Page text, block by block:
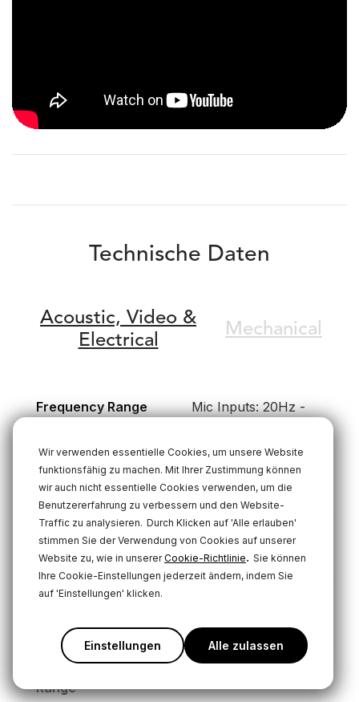
Wir verwenden essentielle Cookies, um unsere Website
funktionsfähig zu machen. Mit Ihrer Zustimmung können
wir auch nicht essentielle Cookies verwenden, um die
Benutzererfahrung zu verbessern und den Website-
Traffic zu analysieren. Durch Klicken auf 'Alle erlauben'
stimmen Sie der Verwendung von Cookies auf unserer
Website zu, wie in unsererCookie-Richtlinie. Sie können
Ihre Cookie-Einstellungen jederzeit ändern, indem Sie
auf 'Einstellungen' klicken.
Einstellungen Alle zulassen
Technische Daten
Acoustic, Video &
Electrical
Mechanical
Frequency Range
Mic Inputs: 20Hz -
Monitor Outputs:
20Hz - 20kHz
Microphone Input
Impedance
4KΩ
Instrument Input
Preamplifier Gain
Range
0 - 76dB